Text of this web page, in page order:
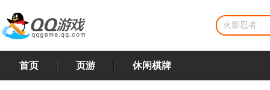
首页 页游 休闲棋牌